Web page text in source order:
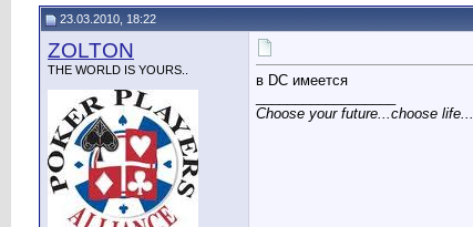
23.03.2010, 18:22
ZOLTON
THE WORLD IS YOURS..
в DC имеется
Choose your future...choose life...